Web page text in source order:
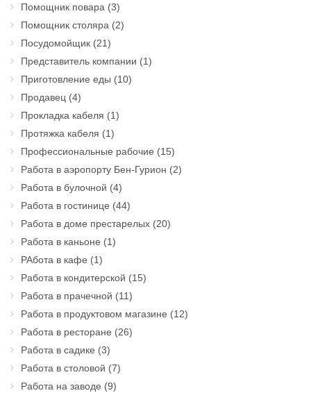
Помощник повара (3)
Помощник столяра (2)
Посудомойщик (21)
Представитель компании (1)
Приготовление еды (10)
Продавец (4)
Прокладка кабеля (1)
Протяжка кабеля (1)
Профессиональные рабочие (15)
Работа в аэропорту Бен-Гурион (2)
Работа в булочной (4)
Работа в гостинице (44)
Работа в доме престарелых (20)
Работа в каньоне (1)
РАбота в кафе (1)
Работа в кондитерской (15)
Работа в прачечной (11)
Работа в продуктовом магазине (12)
Работа в ресторане (26)
Работа в садике (3)
Работа в столовой (7)
Работа на заводе (9)